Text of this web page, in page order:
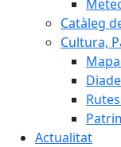
Catàleg
Cultura,
Actualitat